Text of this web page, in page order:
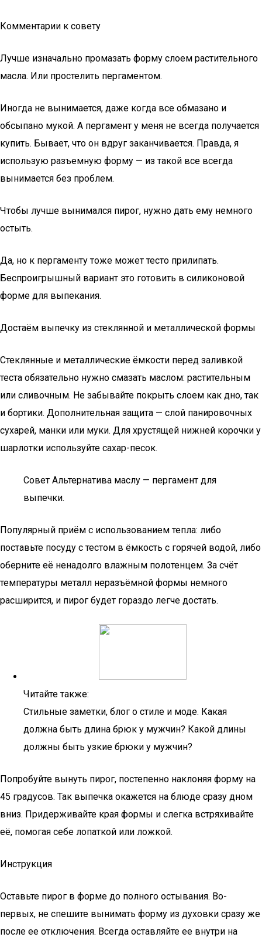
Комментарии к совету
Лучше изначально промазать форму слоем растительного
масла. Или простелить пергаментом.
Иногда не вынимается, даже когда все обмазано и
обсыпано мукой. А пергамент у меня не всегда получается
купить. Бывает, что он вдруг заканчивается. Правда, я
использую разъемную форму — из такой все всегда
вынимается без проблем.
Чтобы лучше вынимался пирог, нужно дать ему немного
остыть.
Да, но к пергаменту тоже может тесто прилипать.
Беспроигрышный вариант это готовить в силиконовой
форме для выпекания.
Достаём выпечку из стеклянной и металлической формы
Стеклянные и металлические ёмкости перед заливкой
теста обязательно нужно смазать маслом: растительным
или сливочным. Не забывайте покрыть слоем как дно, так
и бортики. Дополнительная защита — слой панировочных
сухарей, манки или муки. Для хрустящей нижней корочки у
шарлотки используйте сахар-песок.
Совет Альтернатива маслу — пергамент для
выпечки.
Популярный приём с использованием тепла: либо
поставьте посуду с тестом в ёмкость с горячей водой, либо
оберните её ненадолго влажным полотенцем. За счёт
температуры металл неразъёмной формы немного
расширится, и пирог будет гораздо легче достать.
Читайте также:
Стильные заметки, блог о стиле и моде. Какая
должна быть длина брюк у мужчин? Какой длины
должны быть узкие брюки у мужчин?
Попробуйте вынуть пирог, постепенно наклоняя форму на
45 градусов. Так выпечка окажется на блюде сразу дном
вниз. Придерживайте края формы и слегка встряхивайте
её, помогая себе лопаткой или ложкой.
Инструкция
Оставьте пирог в форме до полного остывания. Во-
первых, не спешите вынимать форму из духовки сразу же
после ее отключения. Всегда оставляйте ее внутри на